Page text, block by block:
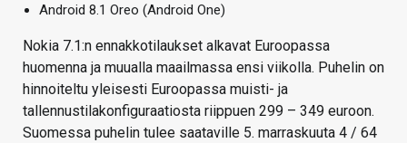
Android 8.1 Oreo (Android One)
Nokia 7.1:n ennakkotilaukset alkavat Euroopassa
huomenna ja muualla maailmassa ensi viikolla. Puhelin on
hinnoiteltu yleisesti Euroopassa muisti- ja
tallennustilakonfiguraatiosta riippuen 299 – 349 euroon.
Suomessa puhelin tulee saataville 5. marraskuuta 4 / 64